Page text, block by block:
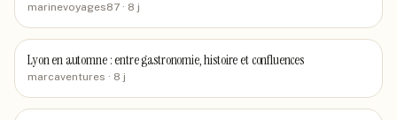
marinevoyages87 · 8 j
Lyon en automne : entre gastronomie, histoire et confluences
marcaventures · 8 j